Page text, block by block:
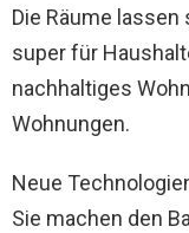
Die Räume
super für
nachhaltiges
Wohnungen.
Neue
Sie machen den